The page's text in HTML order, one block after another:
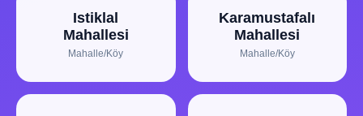
Istiklal
Mahallesi
Mahalle/Köy
Karamustafalı
Mahallesi
Mahalle/Köy